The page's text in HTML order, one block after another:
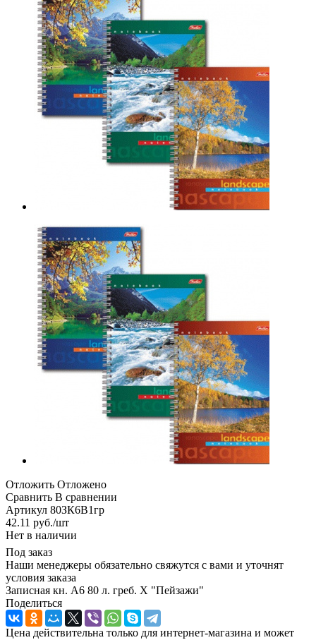
Отложить Отложено
Сравнить В сравнении
Артикул 80ЗК6В1гр
42.11 руб./шт
Нет в наличии
Под заказ
Наши менеджеры обязательно свяжутся с вами и уточнят
условия заказа
Записная кн. А6 80 л. греб. Х "Пейзажи"
Поделиться
Цена действительна только для интернет-магазина и может